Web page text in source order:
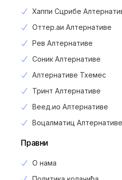
Хаппи Сцрибе
Оттер.аи Алтернативе
Рев Алтернативе
Соник Алтернативе
Алтернативе Тхемес
Тринт Алтернативе
Веед.ио Алтернативе
Воцалматиц Алтернативе
Правни
О нама